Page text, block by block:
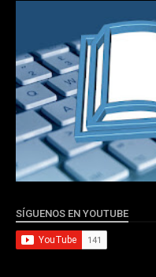
SÍGUENOS EN YOUTUBE